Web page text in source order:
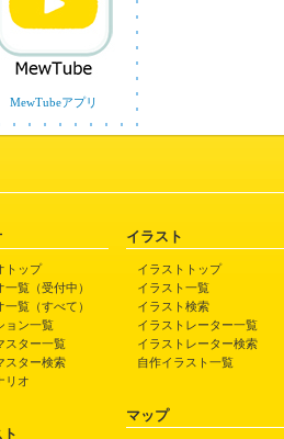
MewTubeアプリ
トップ
一覧（受付中）
一覧（すべて）
ョン一覧
スター一覧
スター検索
リオ
イラスト
イラストトップ
イラスト一覧
イラスト検索
イラストレーター一覧
イラストレーター検索
自作イラスト一覧
マップ